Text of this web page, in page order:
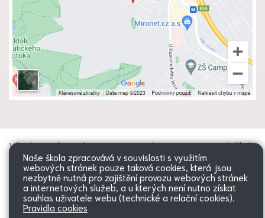
Všechna práva vyhrazena. Copyright
© 2026 |Mapa stránek|Přihlásit|
Přístupnost stránek|Pravidla
COOKIES
Web školy
Naše škola zpracovává v souvislosti s využitím
webových stránek pouze taková cookies, která jsou
nezbytně nutná pro zajištění provozu webových stránek
a internetových služeb, a u kterých není nutno získat
souhlas uživatele webu (technické a relační cookies).
Pravidla cookies